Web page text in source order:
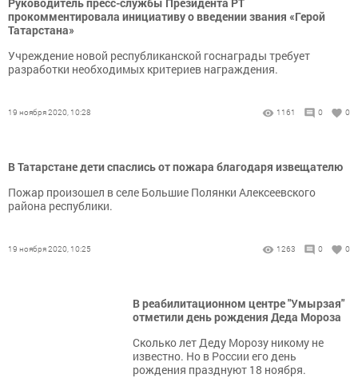
Руководитель пресс-службы Президента РТ
прокомментировала инициативу о введении звания «Герой
Татарстана»
Учреждение новой республиканской госнаграды требует
разработки необходимых критериев награждения.
19 ноября 2020, 10:28 1161 0 0
В Татарстане дети спаслись от пожара благодаря извещателю
Пожар произошел в селе Большие Полянки Алексеевского
района республики.
19 ноября 2020, 10:25 1263 0 0
В реабилитационном центре "Умырзая"
отметили день рождения Деда Мороза
Сколько лет Деду Морозу никому не
известно. Но в России его день
рождения празднуют 18 ноября.